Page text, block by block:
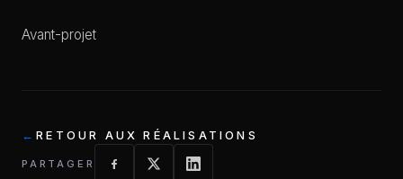
Avant-projet
RETOUR AUX RÉALISATIONS
PARTAGER